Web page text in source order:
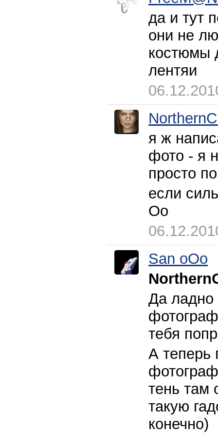
да и тут
они не
костюмы
лентяи
я ж
фото - я
просто
если
Оо
San oOo
Да ладно
тебя
А теперь
тень там
такую
конечно)